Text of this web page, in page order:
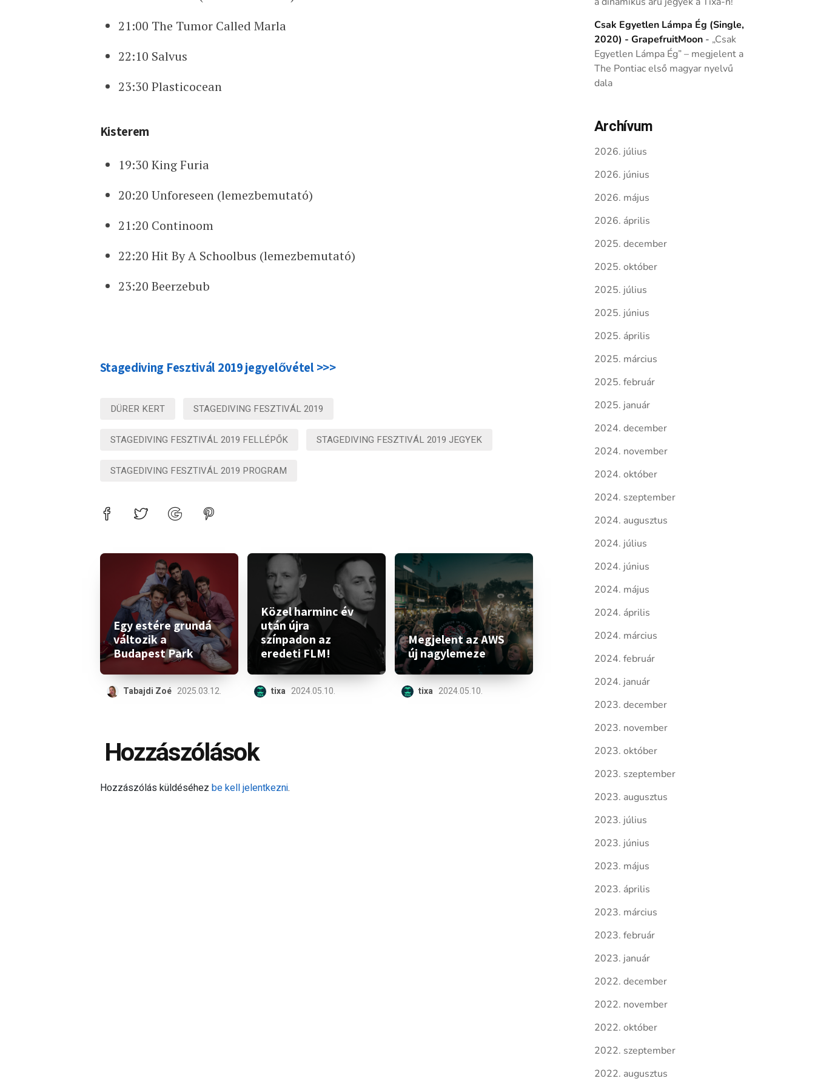
21:00 The Tumor Called Marla
22:10 Salvus
23:30 Plasticocean
Kisterem
19:30 King Furia
20:20 Unforeseen (lemezbemutató)
21:20 Continoom
22:20 Hit By A Schoolbus (lemezbemutató)
23:20 Beerzebub
Stagediving Fesztivál 2019 jegyelővétel >>>
DÜRER KERT STAGEDIVING FESZTIVÁL 2019
STAGEDIVING FESZTIVÁL 2019 FELLÉPŐK STAGEDIVING FESZTIVÁL 2019 JEGYEK
STAGEDIVING FESZTIVÁL 2019 PROGRAM
Egy estére grundá
változik a
Budapest Park
Tabajdi Zoé 2025.03.12.
Közel harminc év
után újra
színpadon az
eredeti FLM!
tixa 2024.05.10.
Megjelent az AWS
új nagylemeze
tixa 2024.05.10.
Hozzászólások
Hozzászólás küldéséhez be kell jelentkezni.
Csak Egyetlen Lámpa Ég (Single,
2020) - GrapefruitMoon- „Csak
Egyetlen Lámpa Ég” – megjelent a
The Pontiac első magyar nyelvű
dala
Archívum
2026. július
2026. június
2026. május
2026. április
2025. december
2025. október
2025. július
2025. június
2025. április
2025. március
2025. február
2025. január
2024. december
2024. november
2024. október
2024. szeptember
2024. augusztus
2024. július
2024. június
2024. május
2024. április
2024. március
2024. február
2024. január
2023. december
2023. november
2023. október
2023. szeptember
2023. augusztus
2023. július
2023. június
2023. május
2023. április
2023. március
2023. február
2023. január
2022. december
2022. november
2022. október
2022. szeptember
2022. augusztus